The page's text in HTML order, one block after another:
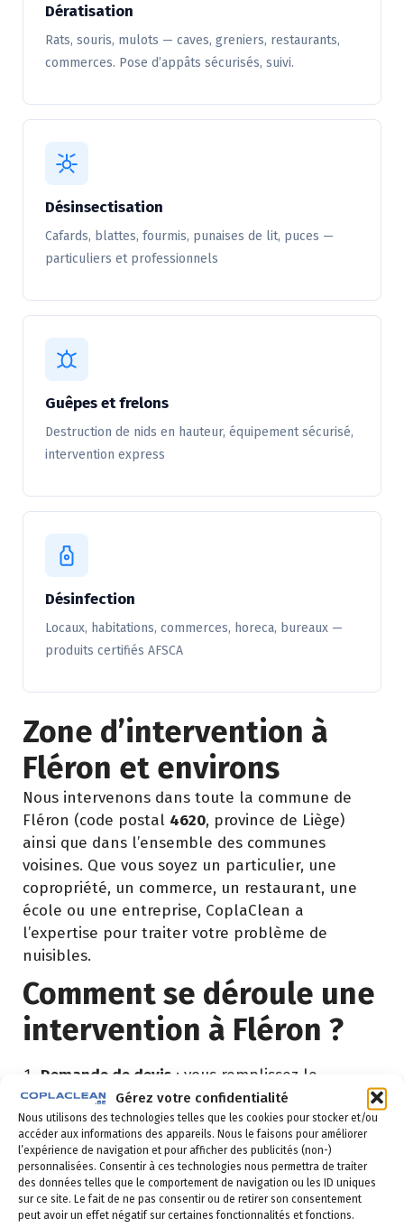
Gérez votre confidentialité
Nous utilisons des technologies telles que les cookies pour stocker et/ou
accéder aux informations des appareils. Nous le faisons pour améliorer
l’expérience de navigation et pour afficher des publicités (non-)
personnalisées. Consentir à ces technologies nous permettra de traiter
des données telles que le comportement de navigation ou les ID uniques
sur ce site. Le fait de ne pas consentir ou de retirer son consentement
peut avoir un effet négatif sur certaines fonctionnalités et fonctions.
Dératisation
Rats, souris, mulots — caves, greniers, restaurants,
commerces. Pose d’appâts sécurisés, suivi.
Désinsectisation
Cafards, blattes, fourmis, punaises de lit, puces —
particuliers et professionnels
Guêpes et frelons
Destruction de nids en hauteur, équipement sécurisé,
intervention express
Désinfection
Locaux, habitations, commerces, horeca, bureaux —
produits certifiés AFSCA
Zone d’intervention à
Fléron et environs
Nous intervenons dans toute la commune de
Fléron (code postal 4620, province de Liège)
ainsi que dans l’ensemble des communes
voisines. Que vous soyez un particulier, une
copropriété, un commerce, un restaurant, une
école ou une entreprise, CoplaClean a
l’expertise pour traiter votre problème de
nuisibles.
Comment se déroule une
intervention à Fléron ?
Demande de devis : vous remplissez le
formulaire ci-dessous ou vous nous appelez au
02 523 21 89. Réponse sous 24h.
Diagnostic gratuit: notre technicien vient
identifier la nuisance et son origine.
Intervention ciblée: traitement adapté,